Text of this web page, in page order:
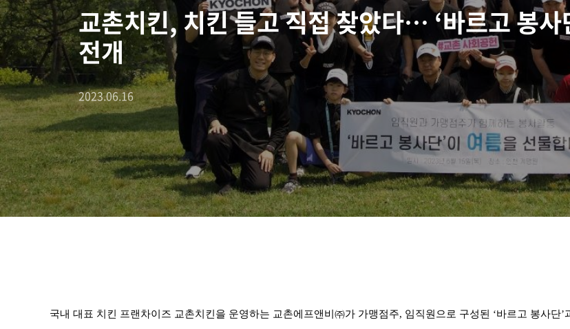
교촌치킨, 치킨 들고 직접 찾았다… ‘바르고 봉사
전개
2023.06.16
국내 대표 치킨 프랜차이즈 교촌치킨을 운영하는 교촌에프앤비㈜가 가맹점주, 임직원으로 구성된 ‘바르고 봉사단